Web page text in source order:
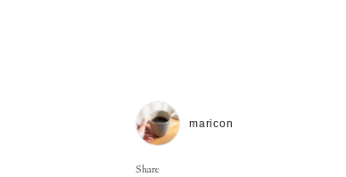
maricon
Share